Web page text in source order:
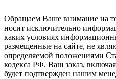
Обращаем Ваше внимание на
носит исключительно
каких условиях
размещенные на сайте, не
определяемой положениями
кодекса РФ. Ваш заказ,
будет подтвержден нашим